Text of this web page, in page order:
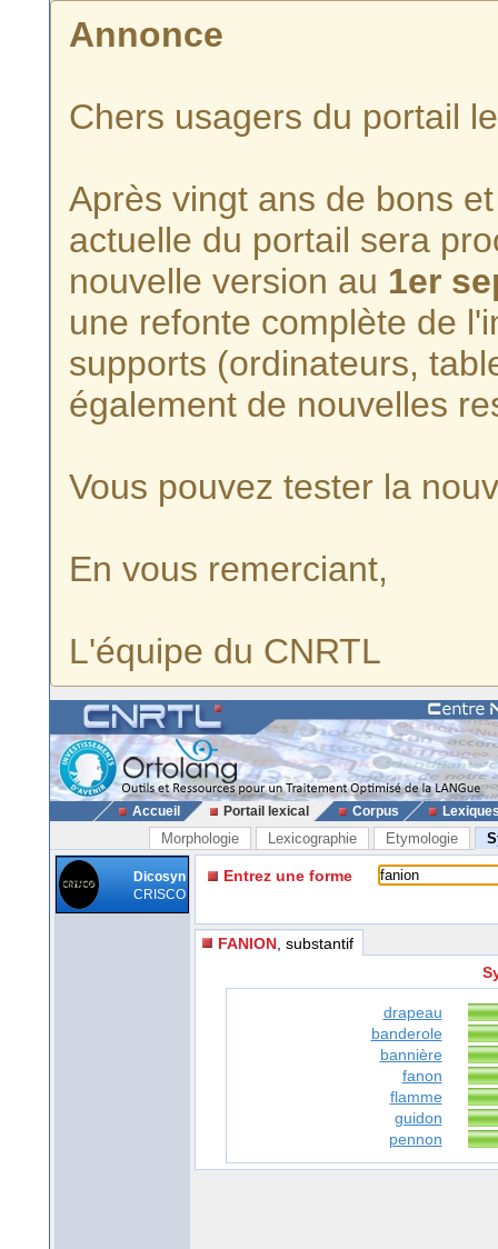
Annonce
Chers usagers du portail
Après vingt ans de bons
actuelle du portail sera
nouvelle version au 1er
une refonte complète de
supports (ordinateurs,
également de nouvelles
Vous pouvez tester la
En vous remerciant,
L'équipe du CNRTL
Accueil Portail lexical Corpus
Morphologie Lexicographie Etymologie
Dicosyn
CRISCO
Entrez une forme
FANION , substantif
drapeau
banderole
bannière
fanon
flamme
guidon
pennon